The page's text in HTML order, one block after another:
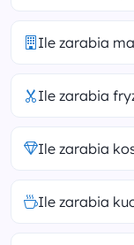
Ile zarabia
Ile zarabia
Ile zarabia
Ile zarabia